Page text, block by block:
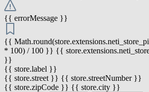
{{ errorMessage }}
{{
* 100) / 100 }} {{
}}
{{ store.label }}
{{ store.street }} {{ store.streetNumber }}
{{ store.zipCode }} {{ store.city }}